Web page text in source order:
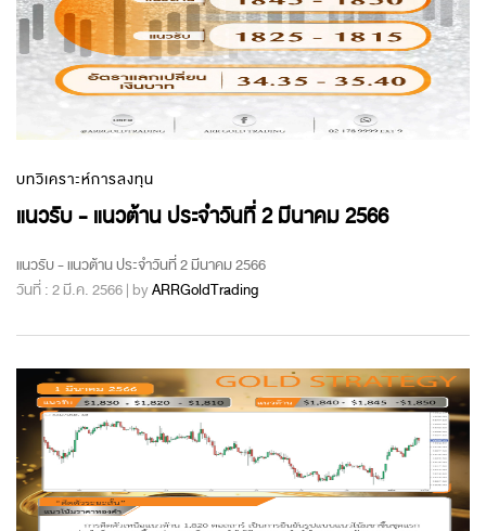
บทวิเคราะห์การลงทุน
แนวรับ - แนวต้าน ประจำวันที่ 2 มีนาคม 2566
แนวรับ - แนวต้าน ประจำวันที่ 2 มีนาคม 2566
วันที่ : 2 มี.ค. 2566 | byARRGoldTrading